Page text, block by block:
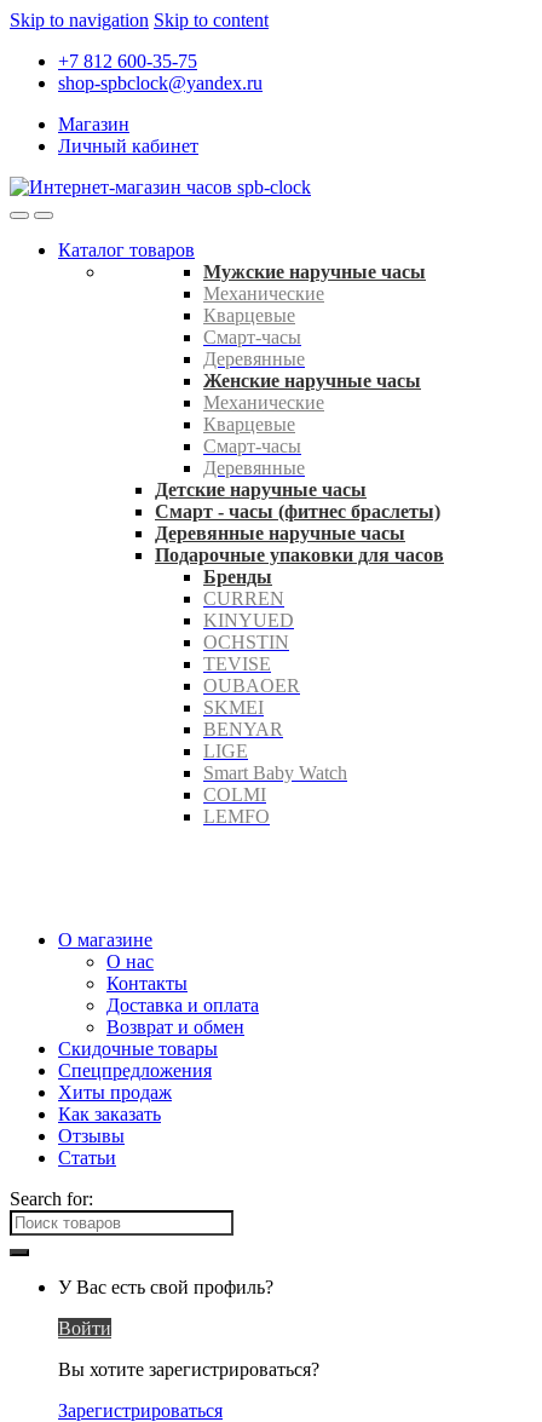
Skip to navigation Skip to content
+7 812 600-35-75
shop-spbclock@yandex.ru
Магазин
Личный кабинет
Каталог товаров
Мужские наручные часы
Механические
Кварцевые
Смарт-часы
Деревянные
Женские наручные часы
Механические
Кварцевые
Смарт-часы
Деревянные
Детские наручные часы
Смарт - часы (фитнес браслеты)
Деревянные наручные часы
Подарочные упаковки для часов
Бренды
CURREN
KINYUED
OCHSTIN
TEVISE
OUBAOER
SKMEI
BENYAR
LIGE
Smart Baby Watch
COLMI
LEMFO
О магазине
О нас
Контакты
Доставка и оплата
Возврат и обмен
Скидочные товары
Спецпредложения
Хиты продаж
Как заказать
Отзывы
Статьи
Search for:
У Вас есть свой профиль?
Войти
Вы хотите зарегистрироваться?
Зарегистрироваться